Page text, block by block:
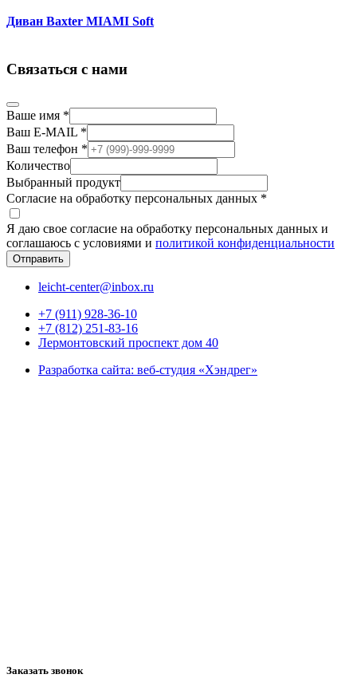
Диван Baxter MIAMI Soft
Связаться с нами
Ваше имя *
Ваш E-MAIL *
Ваш телефон *
Количество
Выбранный продукт
Согласие на обработку персональных данных *
Я даю свое согласие на обработку персональных данных и
соглашаюсь с условиями и политикой конфиденциальности
Отправить
leicht-center@inbox.ru
+7 (911) 928-36-10
+7 (812) 251-83-16
Лермонтовский проспект дом 40
Разработка сайта: веб-студия «Хэндрег»
Заказать звонок